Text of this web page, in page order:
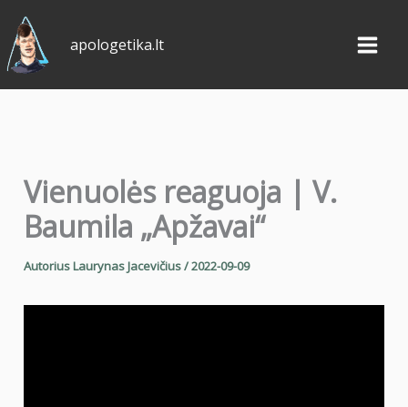
Pereiti
prie
turinio
apologetika.lt
Vienuolės reaguoja | V.
Baumila „Apžavai“
AutoriusLaurynas Jacevičius/2022-09-09